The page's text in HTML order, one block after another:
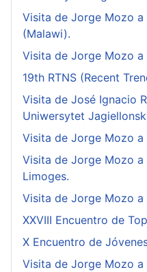
Visita de Jorge Mozo
(Malawi).
Visita de Jorge Mozo a
19th RTNS (Recent
Visita de José Ignacio
Uniwersytet
Visita de Jorge Mozo
Visita de Jorge Mozo
Limoges.
Visita de Jorge Mozo a
XXVIII Encuentro de
X Encuentro de
Visita de Jorge Mozo a